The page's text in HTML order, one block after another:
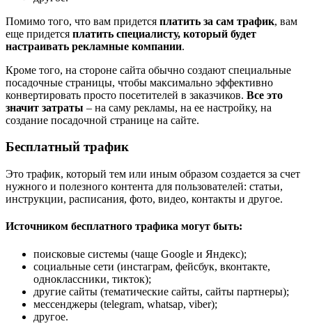
Помимо того, что вам придется платить за сам трафик, вам
еще придется платить специалисту, который будет
настраивать рекламные компании.
Кроме того, на стороне сайта обычно создают специальные
посадочные страницы, чтобы максимально эффективно
конвертировать просто посетителей в заказчиков. Все это
значит затраты – на саму рекламы, на ее настройку, на
создание посадочной странице на сайте.
Бесплатный трафик
Это трафик, который тем или иным образом создается за счет
нужного и полезного контента для пользователей: статьи,
инструкции, расписания, фото, видео, контакты и другое.
Источником бесплатного трафика могут быть:
поисковые системы (чаще Google и Яндекс);
социальные сети (инстаграм, фейсбук, вконтакте,
одноклассники, тикток);
другие сайты (тематические сайты, сайты партнеры);
мессенджеры (telegram, whatsap, viber);
другое.